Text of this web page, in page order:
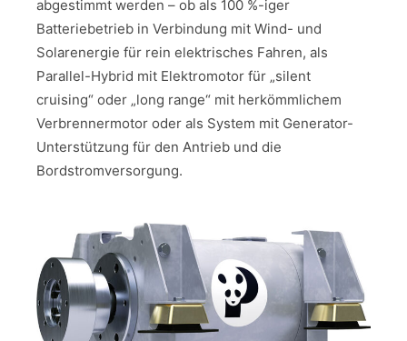
abgestimmt werden – ob als 100 %-iger
Batteriebetrieb in Verbindung mit Wind- und
Solarenergie für rein elektrisches Fahren, als
Parallel-Hybrid mit Elektromotor für „silent
cruising“ oder „long range“ mit herkömmlichem
Verbrennermotor oder als System mit Generator-
Unterstützung für den Antrieb und die
Bordstromversorgung.